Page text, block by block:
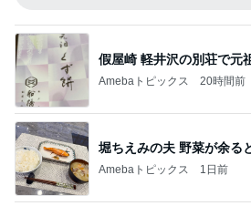
堀ちえみの夫 野菜が余る
Amebaトピックス 1日前
夫がすべて美味しいと言っ
Amebaトピックス 1日前